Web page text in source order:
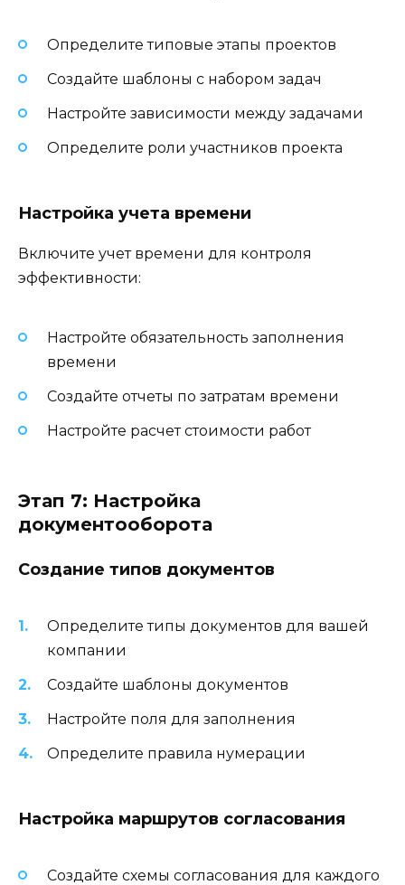
Определите типовые этапы проектов
Создайте шаблоны с набором задач
Настройте зависимости между задачами
Определите роли участников проекта
Настройка учета времени
Включите учет времени для контроля
эффективности:
Настройте обязательность заполнения
времени
Создайте отчеты по затратам времени
Настройте расчет стоимости работ
Этап 7: Настройка
документооборота
Создание типов документов
Определите типы документов для вашей
компании
Создайте шаблоны документов
Настройте поля для заполнения
Определите правила нумерации
Настройка маршрутов согласования
Создайте схемы согласования для каждого